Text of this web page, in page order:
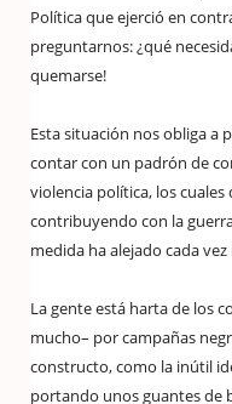
Política que ejerció en
preguntarnos: ¿qué
quemarse!
Esta situación nos obliga a
contar con un padrón de
violencia política, los
contribuyendo con la
medida ha alejado cada
La gente está harta de los
mucho– por campañas
constructo, como la inútil
portando unos guantes de